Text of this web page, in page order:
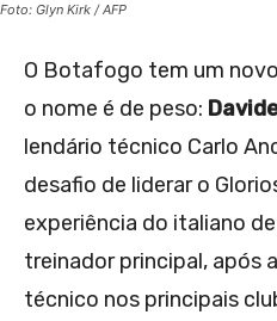
Foto: Glyn Kirk / AFP
O Botafogo tem um
o nome é de peso:
lendário técnico Carlo
desafio de liderar o
experiência do italiano
treinador principal, após
técnico nos principais